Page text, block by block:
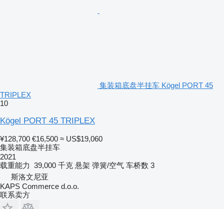
集装箱底盘半挂车 Kögel PORT 45
TRIPLEX
10
Kögel PORT 45 TRIPLEX
¥128,700 €16,500 ≈ US$19,060
集装箱底盘半挂车
2021
载重能力 39,000 千克 悬架 弹簧/空气 车桥数 3
斯洛文尼亚
KAPS Commerce d.o.o.
联系卖方